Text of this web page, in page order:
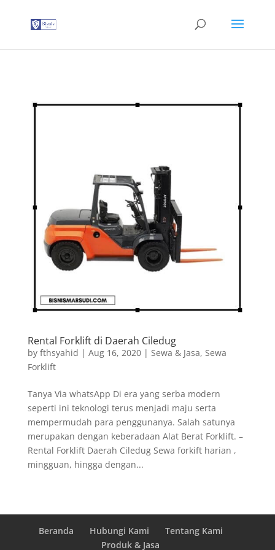
Rental Forklift di Daerah Ciledug
by fthsyahid | Aug 16, 2020| Sewa & Jasa, Sewa
Forklift
Tanya Via whatsApp Di era yang serba modern
seperti ini teknologi terus menjadi maju serta
mempermudah para penggunanya. Salah satunya
merupakan dengan keberadaan Alat Berat Forklift. –
Rental Forklift Daerah Ciledug Sewa forkift harian ,
mingguan, hingga dengan...
Beranda Hubungi Kami
Tentang Kami
Produk & Jasa